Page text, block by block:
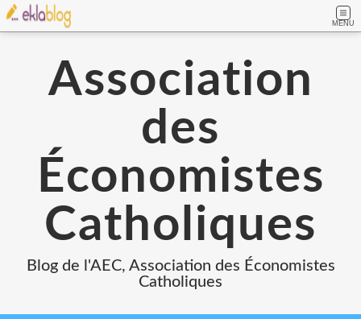
MENU
Association
des
Économistes
Catholiques
Blog de l'AEC, Association des Économistes
Catholiques